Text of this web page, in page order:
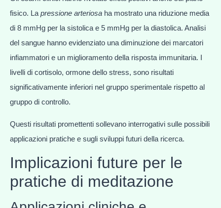
fisico. La pressione arteriosa ha mostrato una riduzione media
di 8 mmHg per la sistolica e 5 mmHg per la diastolica. Analisi
del sangue hanno evidenziato una diminuzione dei marcatori
infiammatori e un miglioramento della risposta immunitaria. I
livelli di cortisolo, ormone dello stress, sono risultati
significativamente inferiori nel gruppo sperimentale rispetto al
gruppo di controllo.
Questi risultati promettenti sollevano interrogativi sulle possibili
applicazioni pratiche e sugli sviluppi futuri della ricerca.
Implicazioni future per le
pratiche di meditazione